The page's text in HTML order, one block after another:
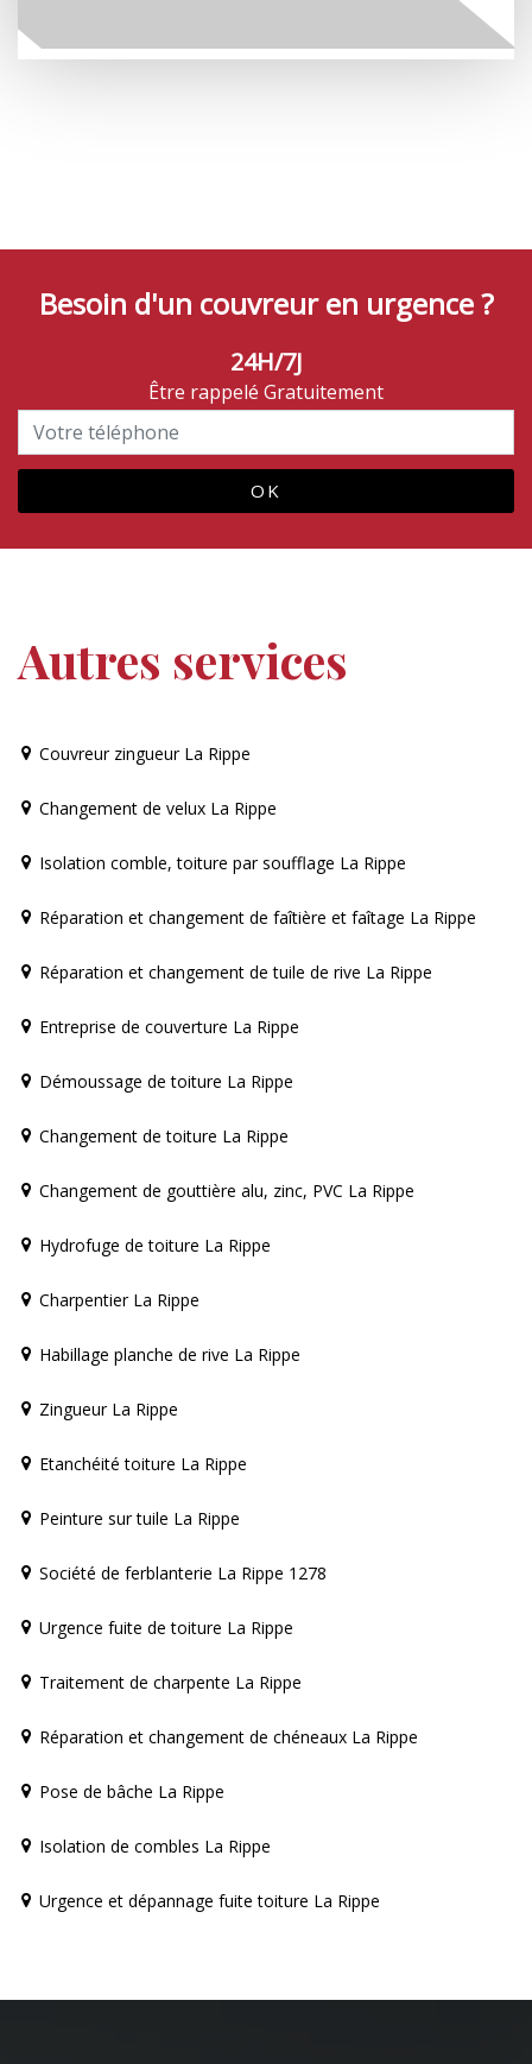
Besoin d'un couvreur en urgence ?
24H/7J
Être rappelé Gratuitement
Autres services
Couvreur zingueur La Rippe
Changement de velux La Rippe
Isolation comble, toiture par soufflage La Rippe
Réparation et changement de faîtière et faîtage La Rippe
Réparation et changement de tuile de rive La Rippe
Entreprise de couverture La Rippe
Démoussage de toiture La Rippe
Changement de toiture La Rippe
Changement de gouttière alu, zinc, PVC La Rippe
Hydrofuge de toiture La Rippe
Charpentier La Rippe
Habillage planche de rive La Rippe
Zingueur La Rippe
Etanchéité toiture La Rippe
Peinture sur tuile La Rippe
Société de ferblanterie La Rippe 1278
Urgence fuite de toiture La Rippe
Traitement de charpente La Rippe
Réparation et changement de chéneaux La Rippe
Pose de bâche La Rippe
Isolation de combles La Rippe
Urgence et dépannage fuite toiture La Rippe